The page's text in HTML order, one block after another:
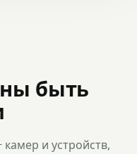
быть
камер и устройств,